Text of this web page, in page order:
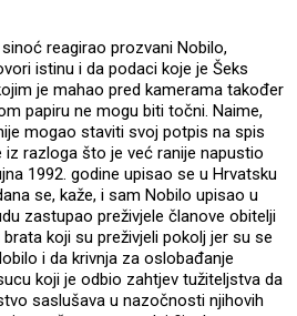
reagirao prozvani Nobilo,
istinu i da podaci koje je Šeks
je mahao pred kamerama također
papiru ne mogu biti točni. Naime,
mogao staviti svoj potpis na spis
iz razloga što je već ranije napustio
1992. godine upisao se u Hrvatsku
se, kaže, i sam Nobilo upisao u
zastupao preživjele članove obitelji
koji su preživjeli pokolj jer su se
i da krivnja za oslobađanje
koji je odbio zahtjev tužiteljstva da
saslušava u nazočnosti njihovih